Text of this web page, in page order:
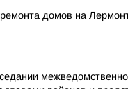
домов на